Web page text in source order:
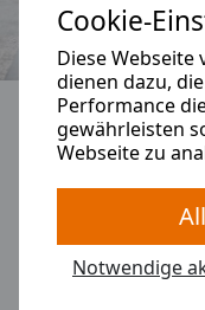
Cookie-
Diese Webseite
dienen dazu,
Performance
gewährleisten
Webseite zu
Notwendige